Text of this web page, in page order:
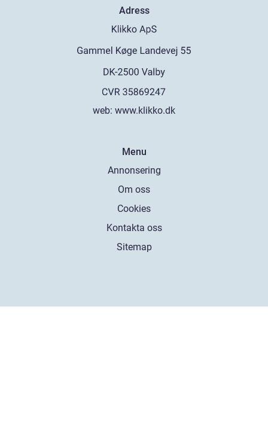
Adress
web: www.klikko.dk
Menu
Annonsering
Om oss
Cookies
Kontakta oss
Sitemap